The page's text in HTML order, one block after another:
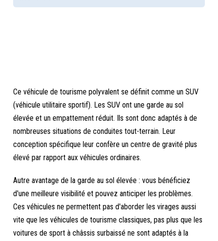
Ce véhicule de tourisme polyvalent se définit comme un SUV
(véhicule utilitaire sportif). Les SUV ont une garde au sol
élevée et un empattement réduit. Ils sont donc adaptés à de
nombreuses situations de conduites tout-terrain. Leur
conception spécifique leur confère un centre de gravité plus
élevé par rapport aux véhicules ordinaires.
Autre avantage de la garde au sol élevée : vous bénéficiez
d'une meilleure visibilité et pouvez anticiper les problèmes.
Ces véhicules ne permettent pas d'aborder les virages aussi
vite que les véhicules de tourisme classiques, pas plus que les
voitures de sport à châssis surbaissé ne sont adaptés à la